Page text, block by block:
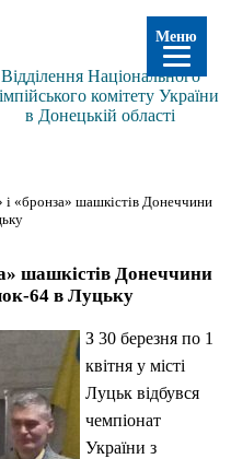
Відділення Національного
комітету України
в Донецькій області
і «бронза» шашкістів Донеччини
шашкістів Донеччини
64 в Луцьку
З 30 березня по 1
квітня у місті
Луцьк відбувся
чемпіонат
України з
Меню